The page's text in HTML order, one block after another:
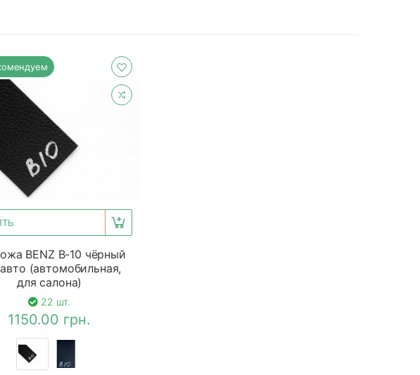
BENZ B-10 чёрный
(автомобильная,
для салона)
22 шт.
1150.00 грн.